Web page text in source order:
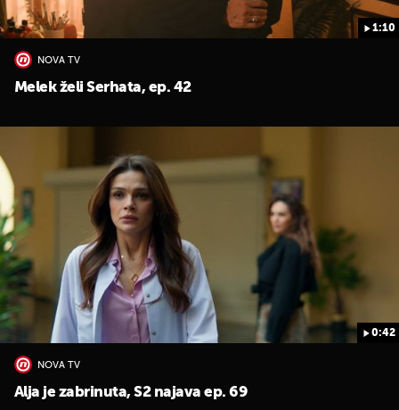
1:10
NOVA TV
Melek želi Serhata, ep. 42
0:42
NOVA TV
Alja je zabrinuta, S2 najava ep. 69
UKLJUČITE NOTIFIKACIJE